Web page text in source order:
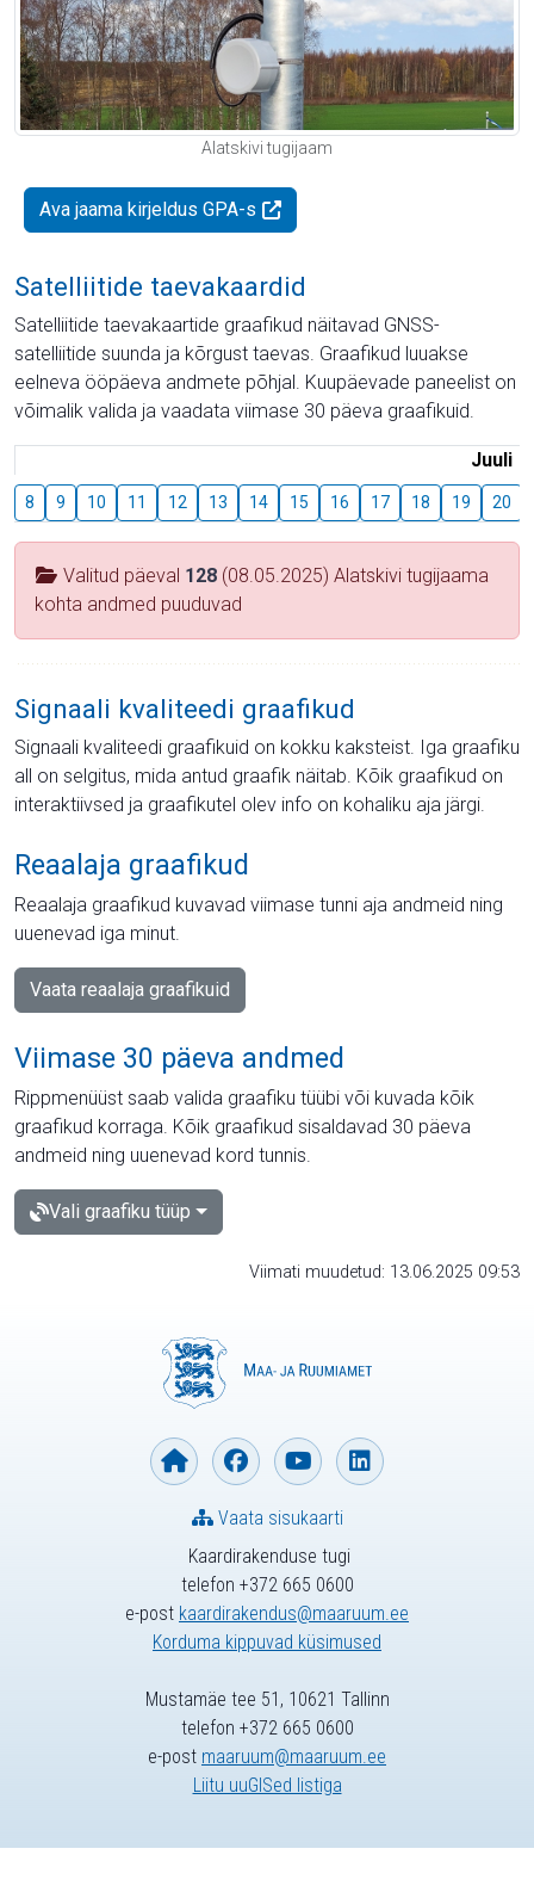
Alatskivi tugijaam
Ava jaama kirjeldus GPA-s
Satelliitide taevakaardid
Satelliitide taevakaartide graafikud näitavad GNSS-
satelliitide suunda ja kõrgust taevas. Graafikud luuakse
eelneva ööpäeva andmete põhjal. Kuupäevade paneelist on
võimalik valida ja vaadata viimase 30 päeva graafikuid.
Juuli
8 9 10 11 12 13 14 15 16 17 18 19 20
Valitud päeval 128 (08.05.2025) Alatskivi tugijaama
kohta andmed puuduvad
Signaali kvaliteedi graafikud
Signaali kvaliteedi graafikuid on kokku kaksteist. Iga graafiku
all on selgitus, mida antud graafik näitab. Kõik graafikud on
interaktiivsed ja graafikutel olev info on kohaliku aja järgi.
Reaalaja graafikud
Reaalaja graafikud kuvavad viimase tunni aja andmeid ning
uuenevad iga minut.
Vaata reaalaja graafikuid
Viimase 30 päeva andmed
Rippmenüüst saab valida graafiku tüübi või kuvada kõik
graafikud korraga. Kõik graafikud sisaldavad 30 päeva
andmeid ning uuenevad kord tunnis.
Vali graafiku tüüp
Viimati muudetud: 13.06.2025 09:53
Kaardirakenduse tugi
telefon +372 665 0600
e-post kaardirakendus@maaruum.ee
Korduma kippuvad küsimused
Vaata sisukaarti
Mustamäe tee 51, 10621 Tallinn
telefon +372 665 0600
e-post maaruum@maaruum.ee
Liitu uuGISed listiga